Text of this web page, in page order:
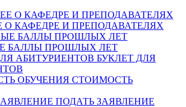
О КАФЕДРЕ И ПРЕПОДАВАТЕЛЯХ
БАЛЛЫ ПРОШЛЫХ ЛЕТ
БУКЛЕТ ДЛЯ
СТОИМОСТЬ
ПОДАТЬ ЗАЯВЛЕНИЕ